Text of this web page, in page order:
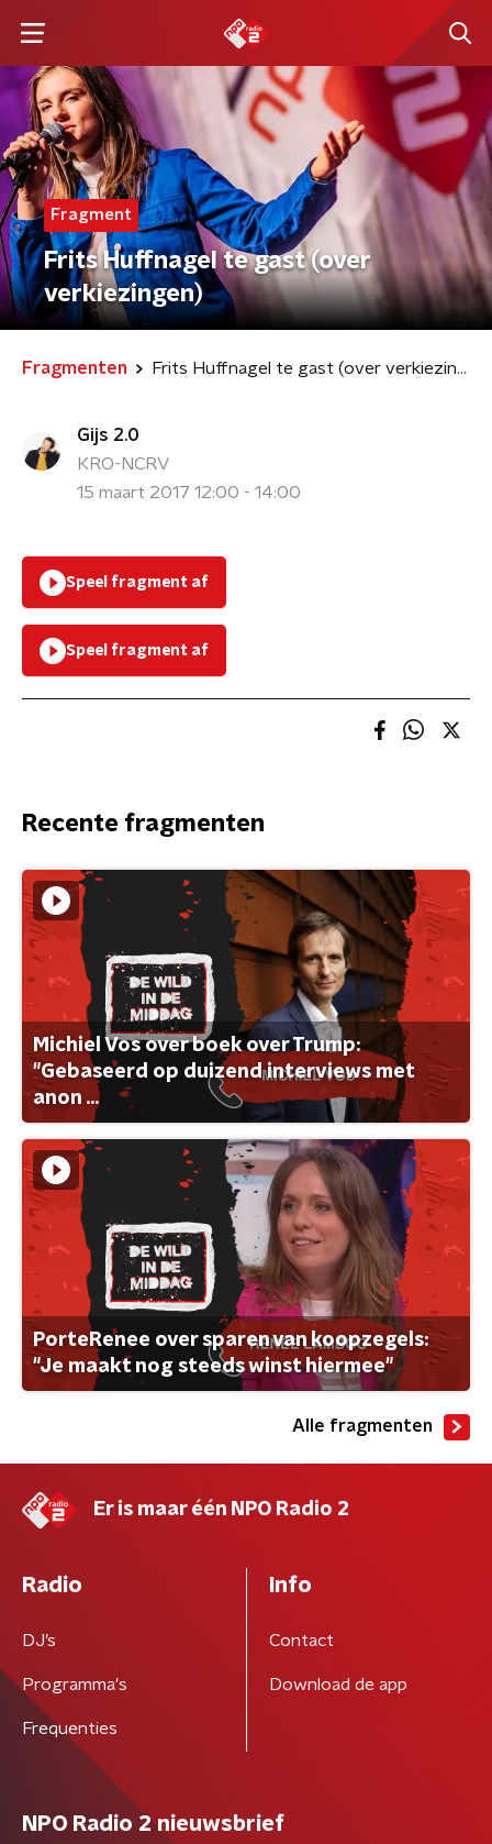
Fragment
Frits Huffnagel te gast (over
verkiezingen)
Fragmenten Frits Huffnagel te gast (over verkiezingen)
Gijs 2.0
KRO-NCRV
15 maart 2017 12:00 - 14:00
Speel fragment af
Speel fragment af
Recente fragmenten
Michiel Vos over boek over Trump:
"Gebaseerd op duizend interviews met
anon ...
PorteRenee over sparen van koopzegels:
"Je maakt nog steeds winst hiermee"
Alle fragmenten
Er is maar één NPO Radio 2
Radio
DJ’s
Programma's
Frequenties
Info
Contact
Download de app
NPO Radio 2 nieuwsbrief